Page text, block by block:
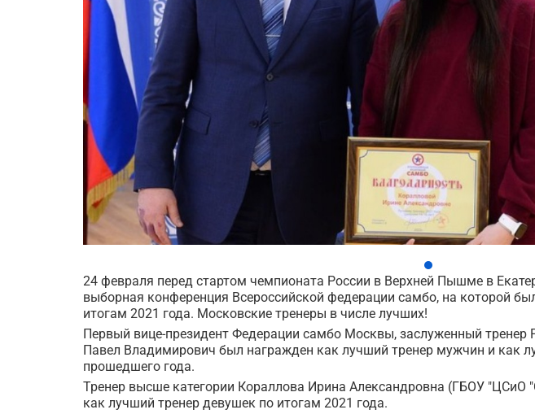
24 февраля перед стартом чемпионата России в Верхней Пышме в
выборная конференция Всероссийской федерации самбо, на которой
итогам 2021 года. Московские тренеры в числе лучших!
Первый вице-президент Федерации самбо Москвы, заслуженный
Павел Владимирович был награжден как лучший тренер мужчин и как
прошедшего года.
Тренер высше категории Кораллова Ирина Александровна (ГБОУ "ЦСиО
как лучший тренер девушек по итогам 2021 года.